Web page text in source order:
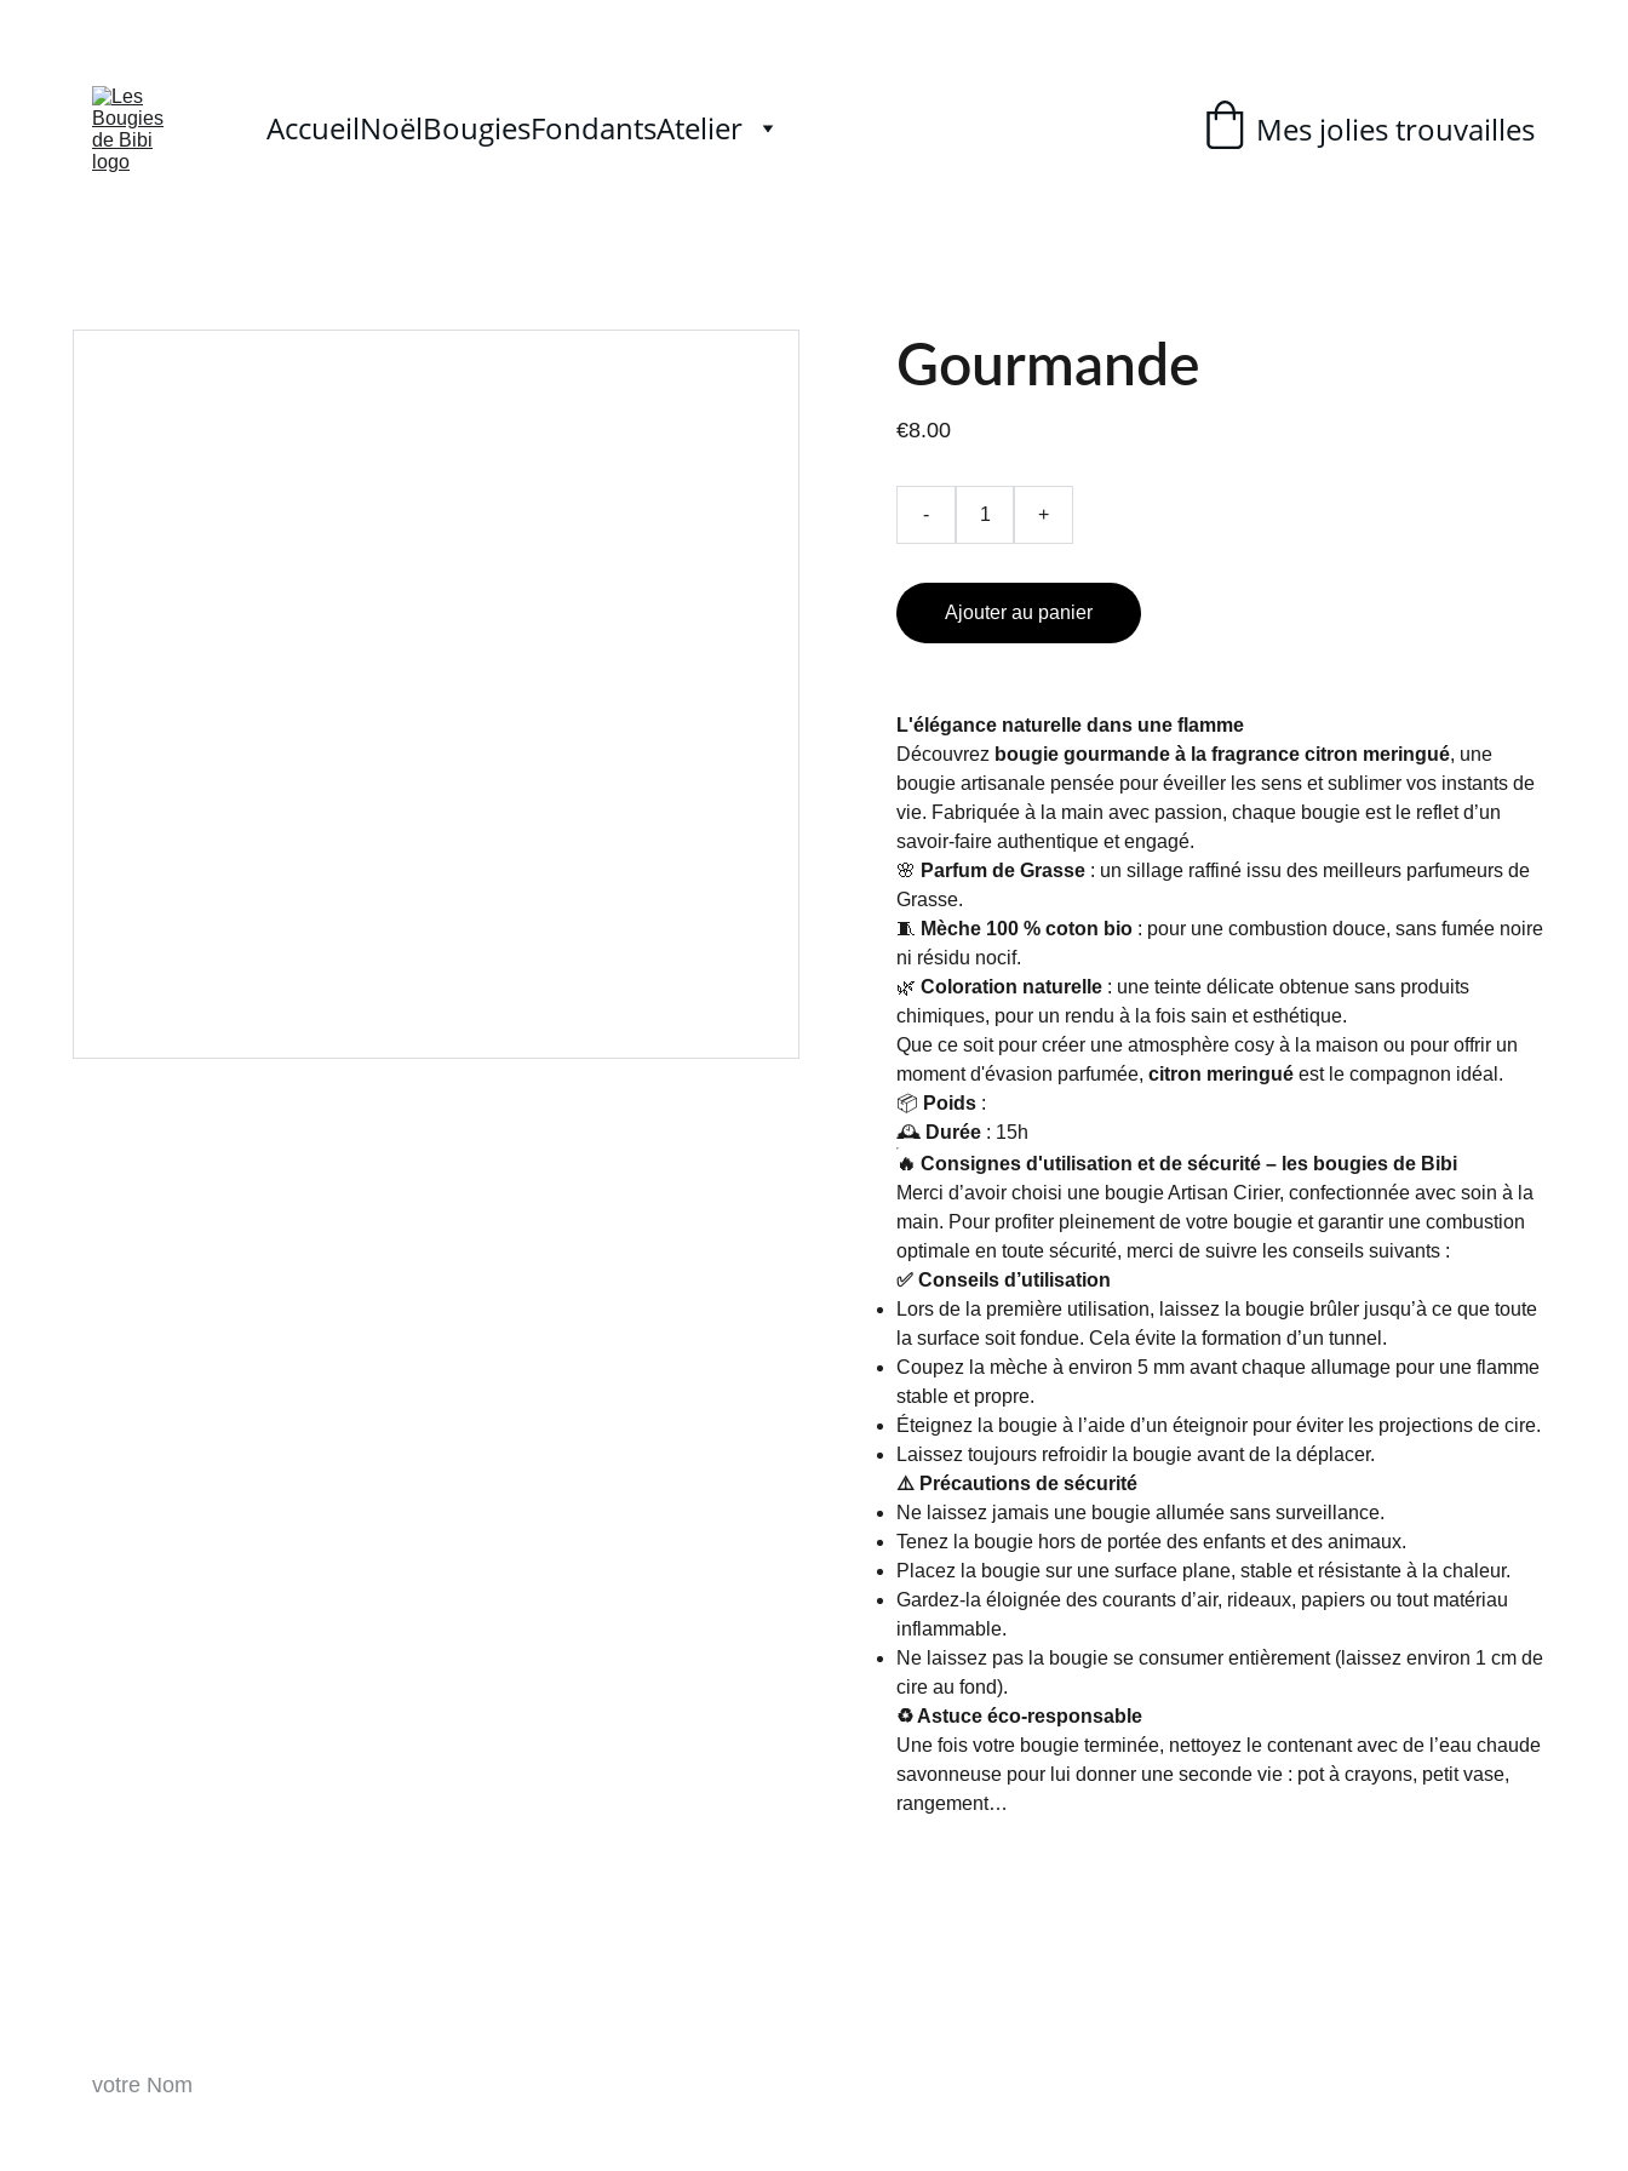
AccueilNoëlBougiesFondantsAtelier Mes jolies trouvailles
Gourmande
€8.00
- +
Ajouter au panier
L'élégance naturelle dans une flamme
Découvrez bougie gourmande à la fragrance citron meringué, une
bougie artisanale pensée pour éveiller les sens et sublimer vos instants de
vie. Fabriquée à la main avec passion, chaque bougie est le reflet d’un
savoir-faire authentique et engagé.
🌸 Parfum de Grasse : un sillage raffiné issu des meilleurs parfumeurs de
Grasse.
🧵 Mèche 100 % coton bio : pour une combustion douce, sans fumée noire
ni résidu nocif.
🌿 Coloration naturelle : une teinte délicate obtenue sans produits
chimiques, pour un rendu à la fois sain et esthétique.
Que ce soit pour créer une atmosphère cosy à la maison ou pour offrir un
moment d'évasion parfumée, citron meringué est le compagnon idéal.
📦 Poids :
🕰️ Durée : 15h
🔥 Consignes d'utilisation et de sécurité – les bougies de Bibi
Merci d’avoir choisi une bougie Artisan Cirier, confectionnée avec soin à la
main. Pour profiter pleinement de votre bougie et garantir une combustion
optimale en toute sécurité, merci de suivre les conseils suivants :
✅ Conseils d’utilisation
Lors de la première utilisation, laissez la bougie brûler jusqu’à ce que toute
la surface soit fondue. Cela évite la formation d’un tunnel.
Coupez la mèche à environ 5 mm avant chaque allumage pour une flamme
stable et propre.
Éteignez la bougie à l’aide d’un éteignoir pour éviter les projections de cire.
Laissez toujours refroidir la bougie avant de la déplacer.
⚠️ Précautions de sécurité
Ne laissez jamais une bougie allumée sans surveillance.
Tenez la bougie hors de portée des enfants et des animaux.
Placez la bougie sur une surface plane, stable et résistante à la chaleur.
Gardez-la éloignée des courants d’air, rideaux, papiers ou tout matériau
inflammable.
Ne laissez pas la bougie se consumer entièrement (laissez environ 1 cm de
cire au fond).
♻️ Astuce éco-responsable
Une fois votre bougie terminée, nettoyez le contenant avec de l’eau chaude
savonneuse pour lui donner une seconde vie : pot à crayons, petit vase,
rangement…